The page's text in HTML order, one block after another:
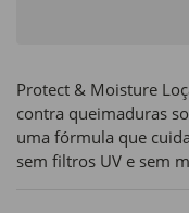
Protect & Moisture
contra queimaduras
uma fórmula que
sem filtros UV e sem